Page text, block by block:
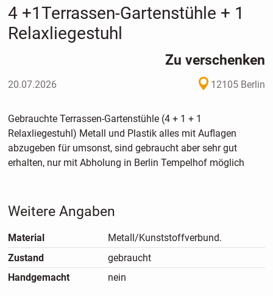
4 +1Terrassen-Gartenstühle + 1
Relaxliegestuhl
Zu verschenken
20.07.2026 12105 Berlin
Gebrauchte Terrassen-Gartenstühle (4 + 1 + 1
Relaxliegestuhl) Metall und Plastik alles mit Auflagen
abzugeben für umsonst, sind gebraucht aber sehr gut
erhalten, nur mit Abholung in Berlin Tempelhof möglich
Weitere Angaben
Material
Metall/Kunststoffverbund.
Zustand
gebraucht
Handgemacht
nein